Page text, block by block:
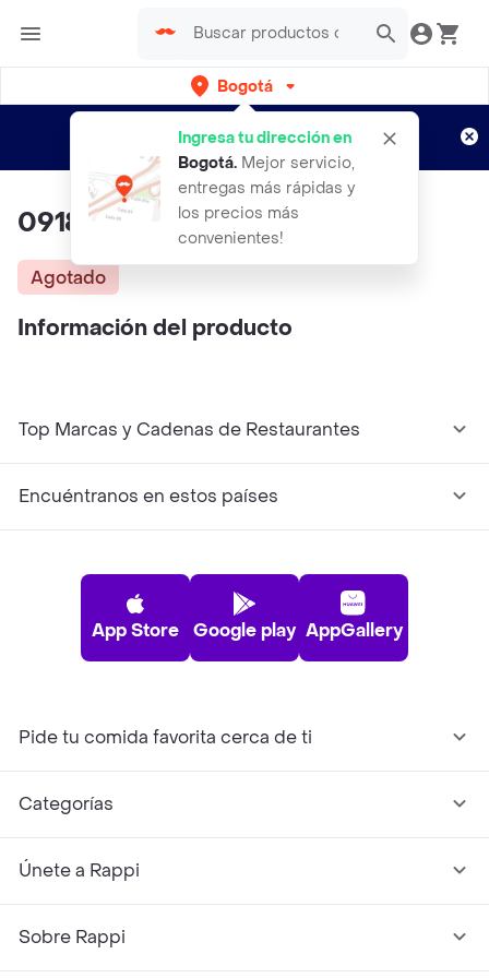
Bogotá
Ingresa tu dirección en
Bogotá. Mejor servicio,
entregas más rápidas y
los precios más
convenientes!
envíos gratis por semanas
Aplican TyC
0918 Tanga
Agotado
Información del producto
Top Marcas y Cadenas de Restaurantes
Encuéntranos en estos países
App Store Google play AppGallery
Pide tu comida favorita cerca de ti
Categorías
Únete a Rappi
Sobre Rappi